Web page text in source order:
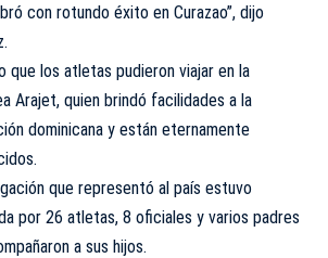
con rotundo éxito en Curazao”, dijo
que los atletas pudieron viajar en la
Arajet, quien brindó facilidades a la
dominicana y están eternamente
que representó al país estuvo
por 26 atletas, 8 oficiales y varios padres
a sus hijos.